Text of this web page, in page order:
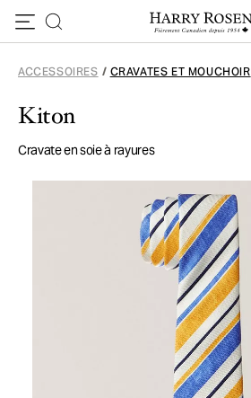
ACCESSOIRES / CRAVATES ET MOUCHOIR
Kiton
Cravate en soie à rayures